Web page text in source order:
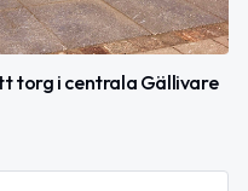
torg i centrala Gällivare